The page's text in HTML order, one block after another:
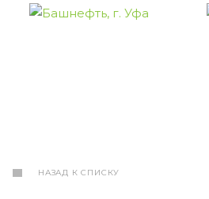
НАЗАД К СПИСКУ